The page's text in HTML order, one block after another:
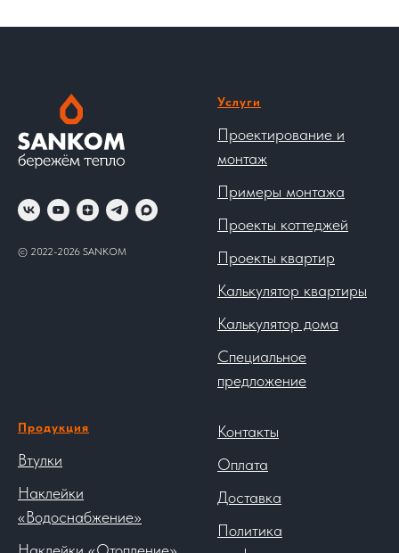
© 2022-2026 SANKOM
Услуги
Проектирование и
монтаж
Примеры монтажа
Проекты коттеджей
Проекты квартир
Калькулятор квартиры
Калькулятор дома
Специальное
предложение
Продукция
Втулки
Наклейки
«Водоснабжение»
Контакты
Оплата
Доставка
Политика